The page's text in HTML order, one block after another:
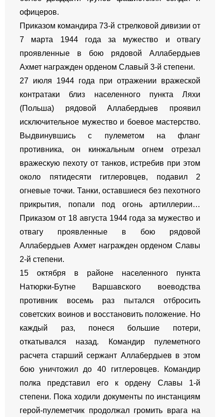
офицеров.
Приказом командира 73-й стрелковой дивизии от
7 марта 1944 года за мужество и отвагу
проявленные в бою рядовой Аллабердыев
Ахмет награжден орденом Славый 3-й степени.
27 июля 1944 года при отражении вражеской
контратаки близ населенного пункта Ляхи
(Польша) рядовой Аллабердыев проявил
исключительное мужество и боевое мастерство.
Выдвинувшись с пулеметом на фланг
противника, он кинжальным огнем отрезал
вражескую пехоту от танков, истребив при этом
около пятидесяти гитлеровцев, подавил 2
огневые точки. Танки, оставшиеся без пехотного
прикрытия, попали под огонь артиллерии…
Приказом от 18 августа 1944 года за мужество и
отвагу проявленные в бою рядовой
Аллабердыев Ахмет награжден орденом Славы
2-й степени.
15 октября в районе населенного пункта
Натюрки-Бутне Варшавского воеводства
противник восемь раз пытался отбросить
советских воинов и восстановить положение. Но
каждый раз, понеся большие потери,
откатывался назад. Командир пулеметного
расчета старший сержант Аллабердыев в этом
бою уничтожил до 40 гитлеровцев. Командир
полка представил его к ордену Славы 1-й
степени. Пока ходили документы по инстанциям
герой-пулеметчик продолжал громить врага на